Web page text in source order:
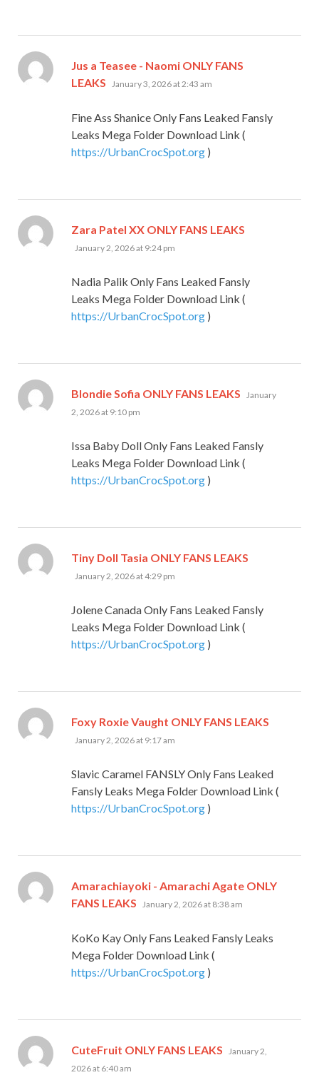
Jus a Teasee - Naomi ONLY FANS
LEAKS
says:
January 3, 2026 at 2:43 am
Fine Ass Shanice Only Fans Leaked Fansly
Leaks Mega Folder Download Link (
https://UrbanCrocSpot.org )
Zara Patel XX ONLY FANS LEAKS
January 2, 2026 at 9:24 pm
Nadia Palik Only Fans Leaked Fansly
Leaks Mega Folder Download Link (
https://UrbanCrocSpot.org )
Blondie Sofia ONLY FANS LEAKS says:
January
2, 2026 at 9:10 pm
Issa Baby Doll Only Fans Leaked Fansly
Leaks Mega Folder Download Link (
https://UrbanCrocSpot.org )
Tiny Doll Tasia ONLY FANS LEAKS
January 2, 2026 at 4:29 pm
Jolene Canada Only Fans Leaked Fansly
Leaks Mega Folder Download Link (
https://UrbanCrocSpot.org )
Foxy Roxie Vaught ONLY FANS LEAKS
January 2, 2026 at 9:17 am
Slavic Caramel FANSLY Only Fans Leaked
Fansly Leaks Mega Folder Download Link (
https://UrbanCrocSpot.org )
Amarachiayoki - Amarachi Agate ONLY
FANS LEAKS
says:
January 2, 2026 at 8:38 am
KoKo Kay Only Fans Leaked Fansly Leaks
Mega Folder Download Link (
https://UrbanCrocSpot.org )
CuteFruit ONLY FANS LEAKS says:
January 2,
2026 at 6:40 am